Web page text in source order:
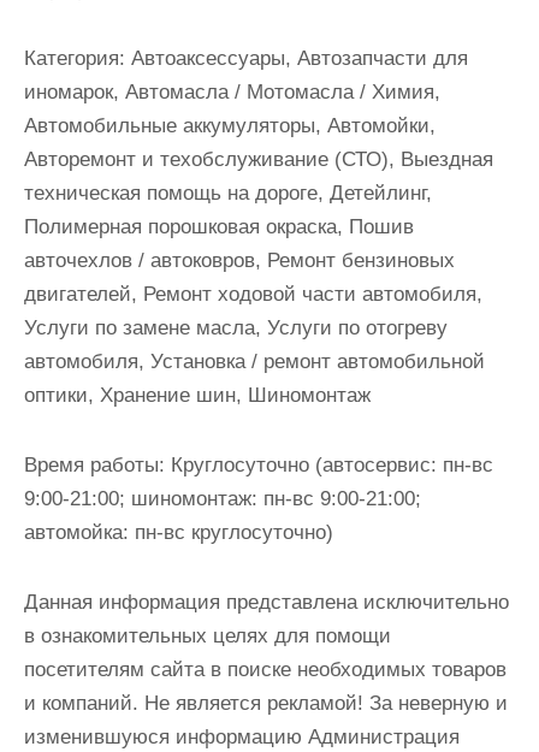
Категория: Автоаксессуары, Автозапчасти для
иномарок, Автомасла / Мотомасла / Химия,
Автомобильные аккумуляторы, Автомойки,
Авторемонт и техобслуживание (СТО), Выездная
техническая помощь на дороге, Детейлинг,
Полимерная порошковая окраска, Пошив
авточехлов / автоковров, Ремонт бензиновых
двигателей, Ремонт ходовой части автомобиля,
Услуги по замене масла, Услуги по отогреву
автомобиля, Установка / ремонт автомобильной
оптики, Хранение шин, Шиномонтаж
Время работы: Круглосуточно (автосервис: пн-вс
9:00-21:00; шиномонтаж: пн-вс 9:00-21:00;
автомойка: пн-вс круглосуточно)
Данная информация представлена исключительно
в ознакомительных целях для помощи
посетителям сайта в поиске необходимых товаров
и компаний. Не является рекламой! За неверную и
изменившуюся информацию Администрация